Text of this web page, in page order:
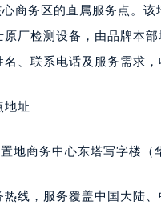
区中山东路39号勒泰中心
南关正街88号华侨城长安
七里河区西津西路16号兰
渝中区民权路28号英利国
商务区的直属服务点。
厂检测设备，由品牌本
、联系电话及服务需求，
地址
地商务中心东塔写字楼（
线，服务覆盖中国大陆